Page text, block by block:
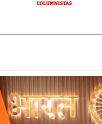
COLUMNISTAS